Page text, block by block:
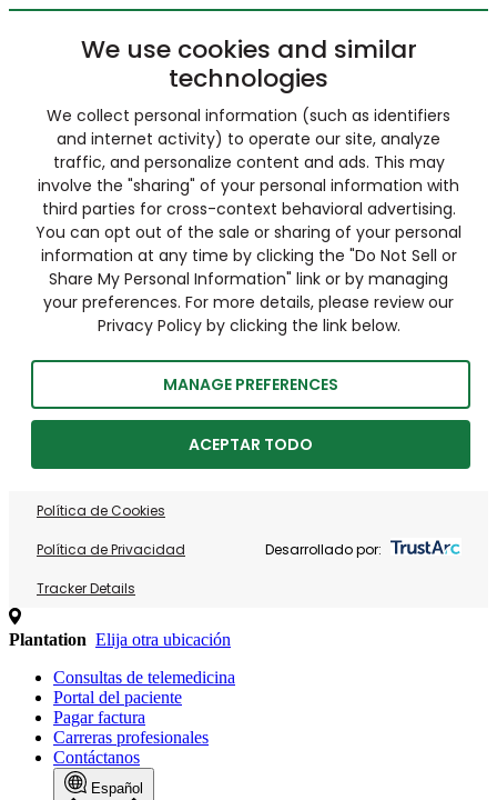
We use cookies and similar
technologies
We collect personal information (such as identifiers
and internet activity) to operate our site, analyze
traffic, and personalize content and ads. This may
involve the "sharing" of your personal information with
third parties for cross-context behavioral advertising.
You can opt out of the sale or sharing of your personal
information at any time by clicking the "Do Not Sell or
Share My Personal Information" link or by managing
your preferences. For more details, please review our
Privacy Policy by clicking the link below.
MANAGE PREFERENCES
ACEPTAR TODO
Política de Cookies
Política de Privacidad
Tracker Details
Desarrollado por:
Plantation Elija otra ubicación
Consultas de telemedicina
Portal del paciente
Pagar factura
Carreras profesionales
Contáctanos
Español